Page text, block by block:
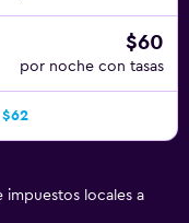
$60
por noche con tasas
impuestos locales a